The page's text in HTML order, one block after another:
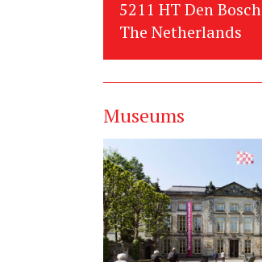
5211 HT Den Bosch
The Netherlands
Museums